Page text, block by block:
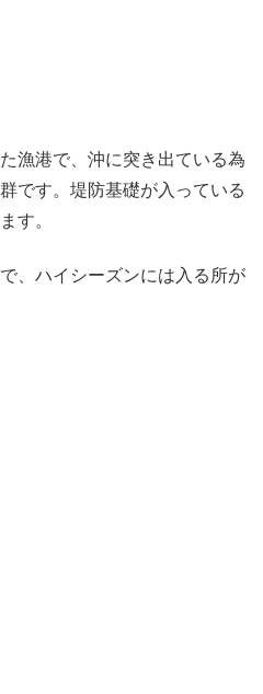
漁港で、沖に突き出ている為
です。堤防基礎が入っている
す。
、ハイシーズンには入る所が